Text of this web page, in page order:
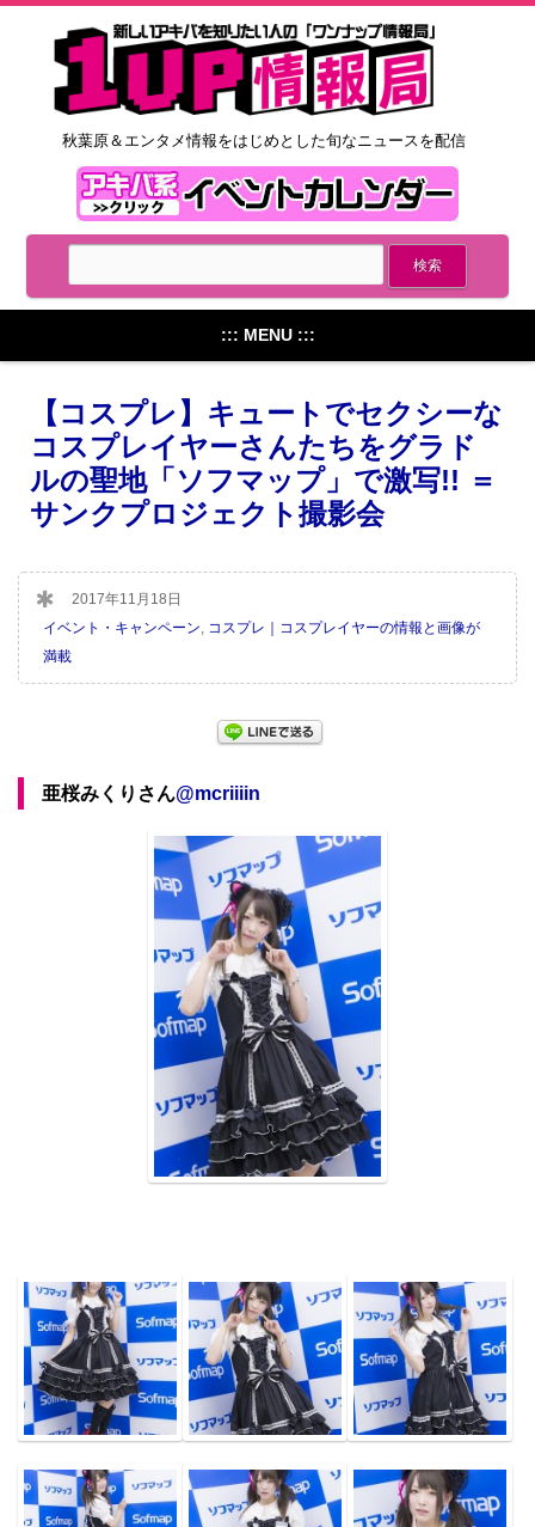
秋葉原＆エンタメ情報をはじめとした旬なニュースを配信
::: MENU :::
【コスプレ】キュートでセクシーな
コスプレイヤーさんたちをグラド
ルの聖地「ソフマップ」で激写!! ＝
サンクプロジェクト撮影会
2017年11月18日
イベント・キャンペーン
コスプレ｜コスプレイヤーの情報と画像が
満載
亜桜みくりさん@mcriiiin